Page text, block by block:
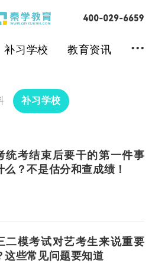
补习学校 教育资讯 ...
补习学校
统考结束后要干的第一件事
么？不是估分和查成绩！
二模考试对艺考生来说重要
这些常见问题要知道